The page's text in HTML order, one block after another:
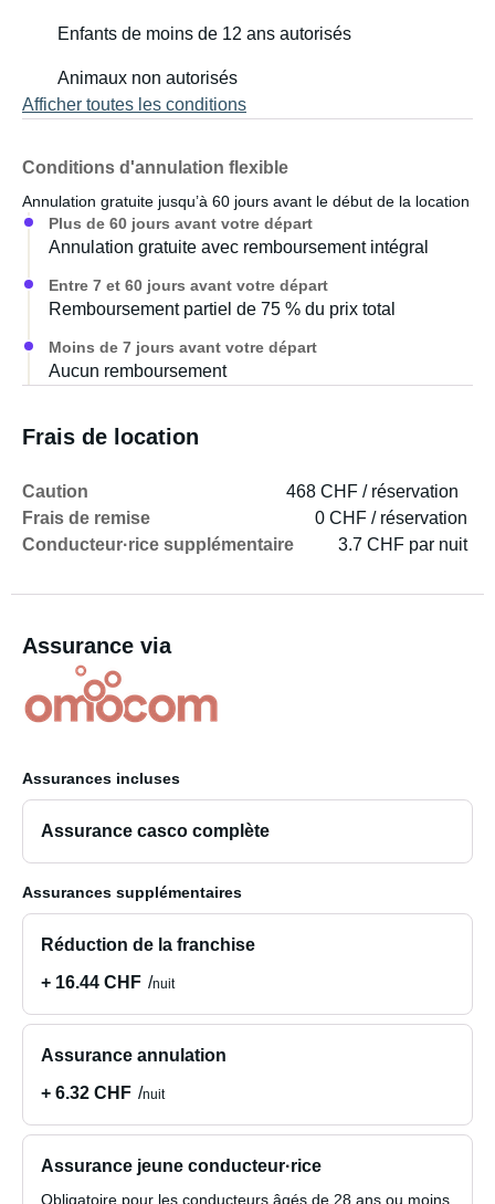
Enfants de moins de 12 ans autorisés
Animaux non autorisés
Afficher toutes les conditions
Conditions d'annulation flexible
Annulation gratuite jusqu’à 60 jours avant le début de la location
Plus de 60 jours avant votre départ
Annulation gratuite avec remboursement intégral
Entre 7 et 60 jours avant votre départ
Remboursement partiel de 75 % du prix total
Moins de 7 jours avant votre départ
Aucun remboursement
Frais de location
Caution
468 CHF / réservation
Frais de remise
0 CHF / réservation
Conducteur·rice supplémentaire
3.7 CHF par nuit
Assurance via
Assurances incluses
Assurance casco complète
Assurances supplémentaires
Réduction de la franchise
+ 16.44 CHF
nuit
Assurance annulation
+ 6.32 CHF
nuit
Assurance jeune conducteur·rice
Obligatoire pour les conducteurs âgés de 28 ans ou moins.